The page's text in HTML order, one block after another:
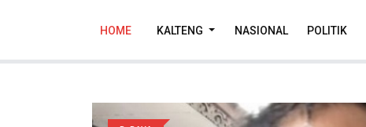
HOME KALTENG NASIONAL POLITIK